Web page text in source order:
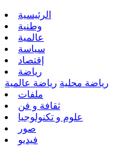
الرئيسية
وطنية
عالمية
سياسة
إقتصاد
رياضة
رياضة محلية رياضة عالمية
ملفات
ثقافة و فن
علوم و تكنولوجيا
صور
فيديو